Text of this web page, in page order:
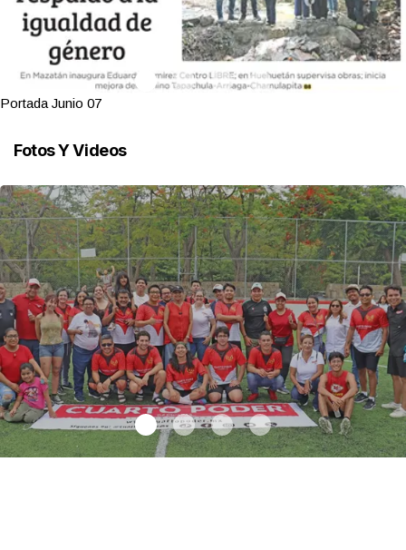
Portada Junio 07
Fotos Y Videos